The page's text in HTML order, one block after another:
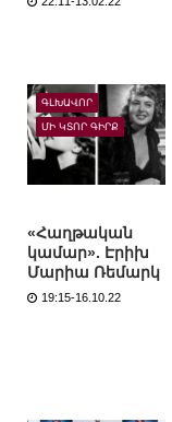
ԳԼԽԱՎՈՐ
ՄԻ ԿՏՈՐ ԳԻՐՔ
«Հաղթական
կամար». Էրիխ
Մարիա Ռեմարկ
19:15-16.10.22